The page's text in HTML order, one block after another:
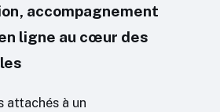
accompagnement
ligne au cœur des
attachés à un